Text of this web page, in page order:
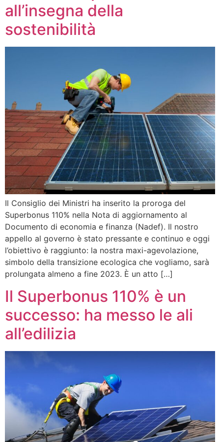
all’insegna della
sostenibilità
Il Consiglio dei Ministri ha inserito la proroga del
Superbonus 110% nella Nota di aggiornamento al
Documento di economia e finanza (Nadef). Il nostro
appello al governo è stato pressante e continuo e oggi
l’obiettivo è raggiunto: la nostra maxi-agevolazione,
simbolo della transizione ecologica che vogliamo, sarà
prolungata almeno a fine 2023. È un atto […]
Il Superbonus 110% è un
successo: ha messo le ali
all’edilizia